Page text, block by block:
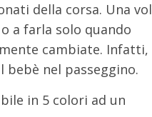
della corsa. Una
o a farla solo quando
cambiate. Infatti,
nel passeggino.
in 5 colori ad un